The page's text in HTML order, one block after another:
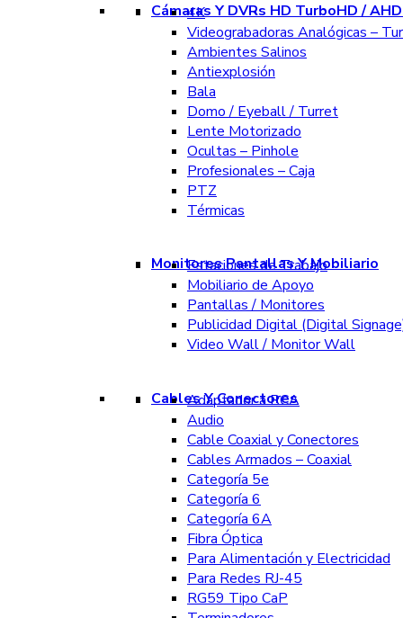
Cámaras Y DVRs HD TurboHD /
4K
Videograbadoras Analógicas –
Ambientes Salinos
Antiexplosión
Bala
Domo / Eyeball / Turret
Lente Motorizado
Ocultas – Pinhole
Profesionales – Caja
PTZ
Térmicas
Monitores Pantallas Y Mobiliario
Estaciones de Trabajo
Mobiliario de Apoyo
Pantallas / Monitores
Publicidad Digital (Digital
Video Wall / Monitor Wall
Cables Y Conectores
Adaptador a RCA
Audio
Cable Coaxial y Conectores
Cables Armados – Coaxial
Categoría 5e
Categoría 6
Categoría 6A
Fibra Óptica
Para Alimentación y Electricidad
Para Redes RJ-45
RG59 Tipo CaP